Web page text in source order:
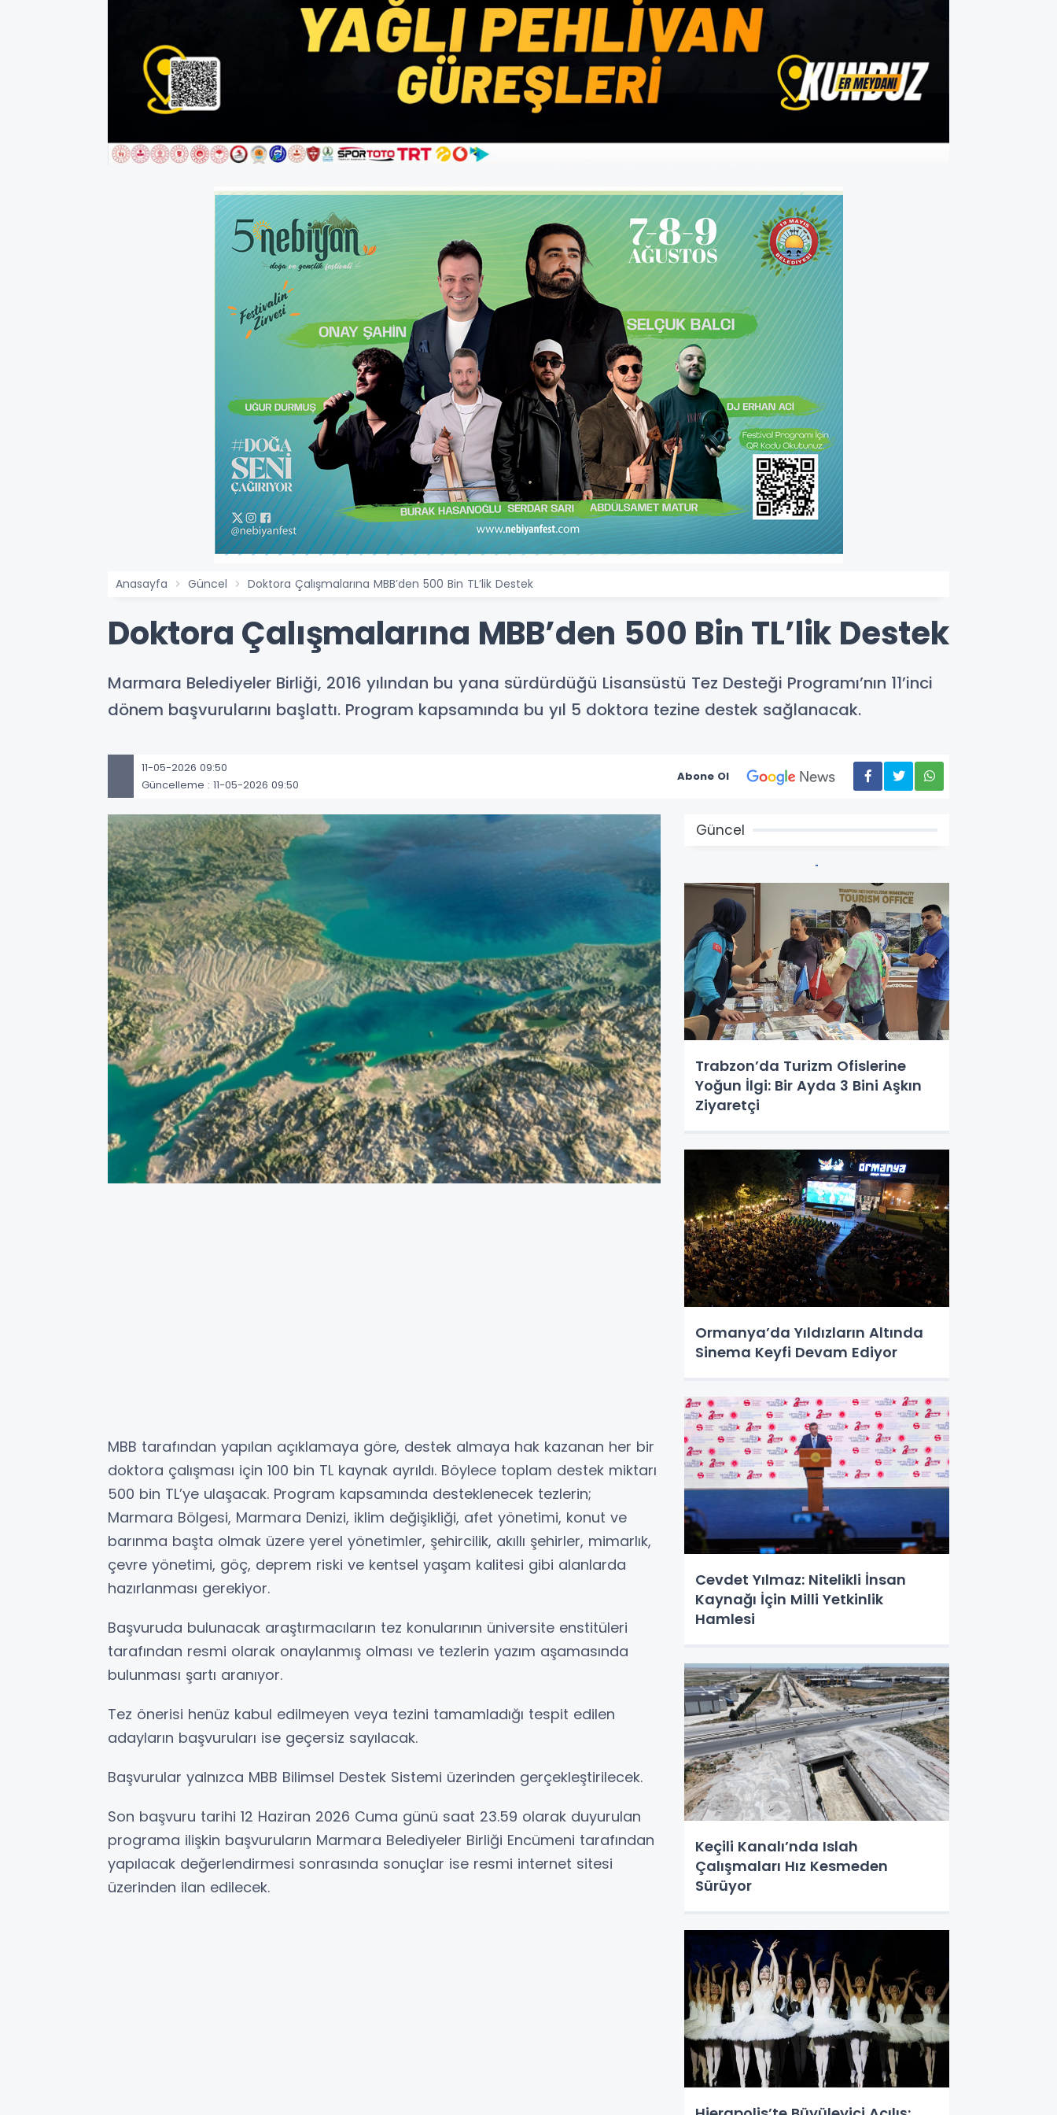
Anasayfa Güncel Doktora Çalışmalarına MBB’den 500 Bin TL’lik Destek
Doktora Çalışmalarına MBB’den 500 Bin TL’lik Destek
Marmara Belediyeler Birliği, 2016 yılından bu yana sürdürdüğü Lisansüstü Tez Desteği Programı’nın 11’inci
dönem başvurularını başlattı. Program kapsamında bu yıl 5 doktora tezine destek sağlanacak.
11-05-2026 09:50
Güncelleme : 11-05-2026 09:50
Abone Ol
MBB tarafından yapılan açıklamaya göre, destek almaya hak kazanan her bir
doktora çalışması için 100 bin TL kaynak ayrıldı. Böylece toplam destek miktarı
500 bin TL’ye ulaşacak. Program kapsamında desteklenecek tezlerin;
Marmara Bölgesi, Marmara Denizi, iklim değişikliği, afet yönetimi, konut ve
barınma başta olmak üzere yerel yönetimler, şehircilik, akıllı şehirler, mimarlık,
çevre yönetimi, göç, deprem riski ve kentsel yaşam kalitesi gibi alanlarda
hazırlanması gerekiyor.
Başvuruda bulunacak araştırmacıların tez konularının üniversite enstitüleri
tarafından resmi olarak onaylanmış olması ve tezlerin yazım aşamasında
bulunması şartı aranıyor.
Tez önerisi henüz kabul edilmeyen veya tezini tamamladığı tespit edilen
adayların başvuruları ise geçersiz sayılacak.
Başvurular yalnızca MBB Bilimsel Destek Sistemi üzerinden gerçekleştirilecek.
Son başvuru tarihi 12 Haziran 2026 Cuma günü saat 23.59 olarak duyurulan
programa ilişkin başvuruların Marmara Belediyeler Birliği Encümeni tarafından
yapılacak değerlendirmesi sonrasında sonuçlar ise resmi internet sitesi
üzerinden ilan edilecek.
Güncel
Trabzon’da Turizm Ofislerine
Yoğun İlgi: Bir Ayda 3 Bini Aşkın
Ziyaretçi
Ormanya’da Yıldızların Altında
Sinema Keyfi Devam Ediyor
Cevdet Yılmaz: Nitelikli İnsan
Kaynağı İçin Milli Yetkinlik
Hamlesi
Keçili Kanalı’nda Islah
Çalışmaları Hız Kesmeden
Sürüyor